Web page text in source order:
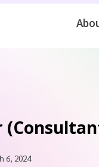
6, 2024